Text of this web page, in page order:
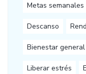
Metas semanales
Descanso
Bienestar general
Liberar estrés